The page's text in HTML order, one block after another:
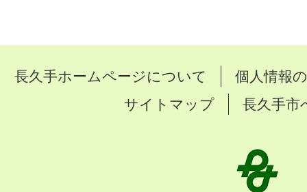
長久手ホームページについて
個人情報
サイトマップ
長久手市